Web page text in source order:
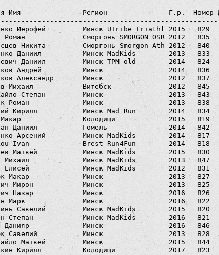
Имя               Регион               Г.р.  Номер
Иерофей         Минск UTribe Triathl 2015   829
Роман              Сморгонь SMORGON OSR 2012   835
Никита         Сморгонь Smorgon Ath 2012
Даниил          Минск MadKids        2013   833
Даниил         Минск TPM old        2014   824
Андрей          Минск                2014   836
Александр       Минск                2012   837
Михаил            Витебск              2012   845
Степан         Минск                2013   843
Роман             Минск                2013
Кирилл           Минск Mad Run        2014   834
Колодищи             2015   819
Даниил           Гомель               2014   842
Арсений         Минск MadKids        2014   817
Ivan             Brest Run4Fun        2014   818
Матвей           Минск MadKids        2015   830
Михаил             Минск MadKids        2013   847
Елисей             Минск MadKids        2012   831
Макар             Минск                2013
Мирон            Минск                2013   825
Назар            Минск                2016   826
Марк              Минск                2016   822
Савелий         Минск MadKids        2015   820
Степан            Минск MadKids        2016   821
Данияр             Минск                2016   846
Савелий           Минск                2013
Матвей         Минск                2015   844
Кирилл          Колодищи             2017   823